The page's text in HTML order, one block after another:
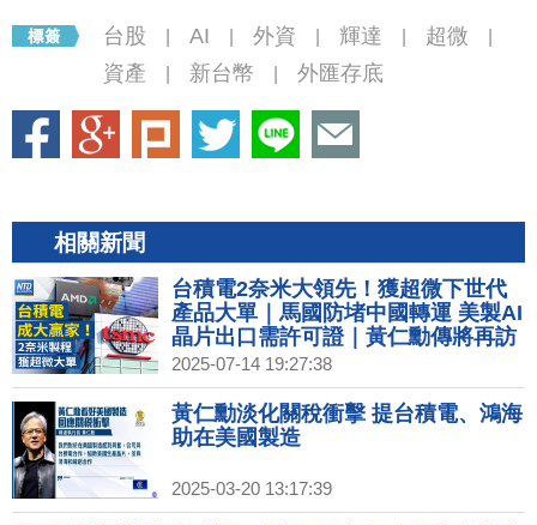
台股 AI 外資 輝達 超微
資產 新台幣 外匯存底
相關新聞
台積電2奈米大領先！獲超微下世代
產品大單｜馬國防堵中國轉運 美製AI
晶片出口需許可證｜黃仁勳傳將再訪
中 美兩黨議員籲勿見共軍關聯企業｜
台灣首座超級電池工廠起火釀死傷
2025-07-14 19:27:38
黃仁勳淡化關稅衝擊 提台積電、鴻海
助在美國製造
2025-03-20 13:17:39